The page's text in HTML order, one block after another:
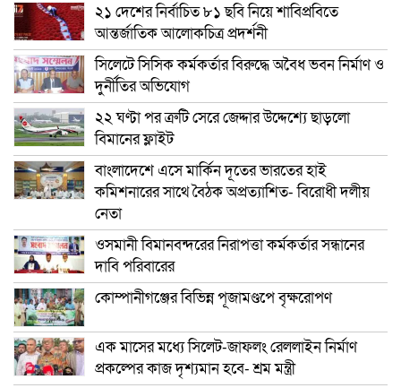
২১ দেশের নির্বাচিত ৮১ ছবি নিয়ে শাবিপ্রবিতে
আন্তর্জাতিক আলোকচিত্র প্রদর্শনী
সিলেটে সিসিক কর্মকর্তার বিরুদ্ধে অবৈধ ভবন নির্মাণ ও
দুর্নীতির অভিযোগ
২২ ঘণ্টা পর ত্রুটি সেরে জেদ্দার উদ্দেশ্যে ছাড়লো
বিমানের ফ্লাইট
বাংলাদেশে এসে মার্কিন দূতের ভারতের হাই
কমিশনারের সাথে বৈঠক অপ্রত্যাশিত- বিরোধী দলীয়
নেতা
ওসমানী বিমানবন্দরের নিরাপত্তা কর্মকর্তার সন্ধানের
দাবি পরিবারের
কোম্পানীগঞ্জের বিভিন্ন পূজামণ্ডপে বৃক্ষরোপণ
এক মাসের মধ্যে সিলেট-জাফলং রেললাইন নির্মাণ
প্রকল্পের কাজ দৃশ্যমান হবে- শ্রম মন্ত্রী